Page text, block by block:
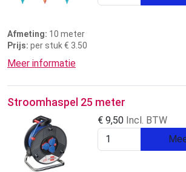
Afmeting: 10 meter
Prijs: per stuk € 3.50
Meer informatie
Stroomhaspel 25 meter
€ 9,50 Incl. BTW